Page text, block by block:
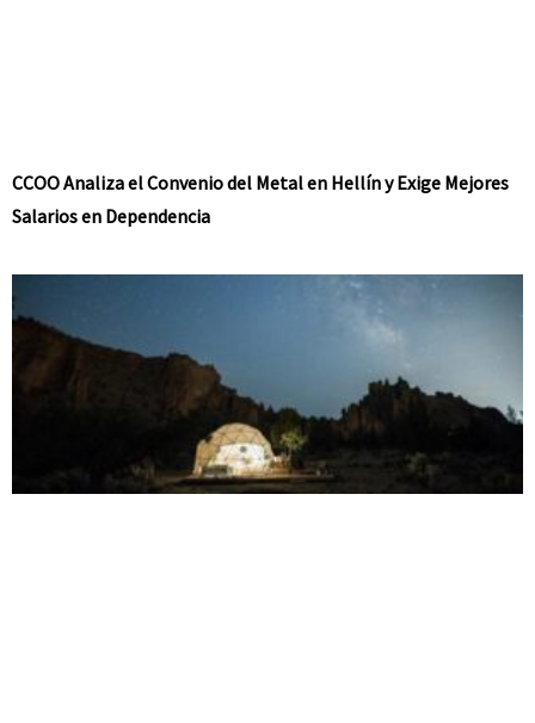
CCOO Analiza el Convenio del Metal en Hellín y Exige Mejores
Salarios en Dependencia